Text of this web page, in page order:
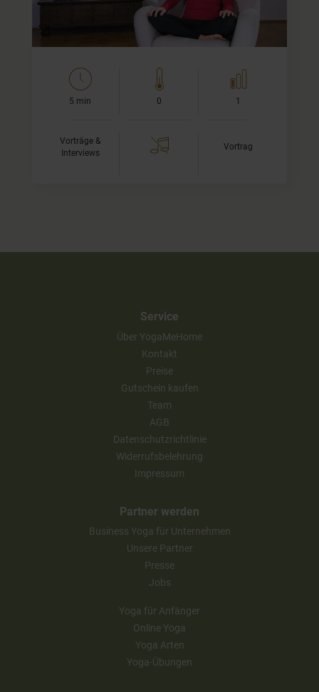
5 min 0 1
Vorträge &
Interviews
Vortrag
Service
Über YogaMeHome
Kontakt
Preise
Gutschein kaufen
Team
AGB
Datenschutzrichtlinie
Widerrufsbelehrung
Impressum
Partner werden
Business Yoga für Unternehmen
Unsere Partner
Presse
Jobs
Yoga für Anfänger
Online Yoga
Yoga Arten
Yoga-Übungen